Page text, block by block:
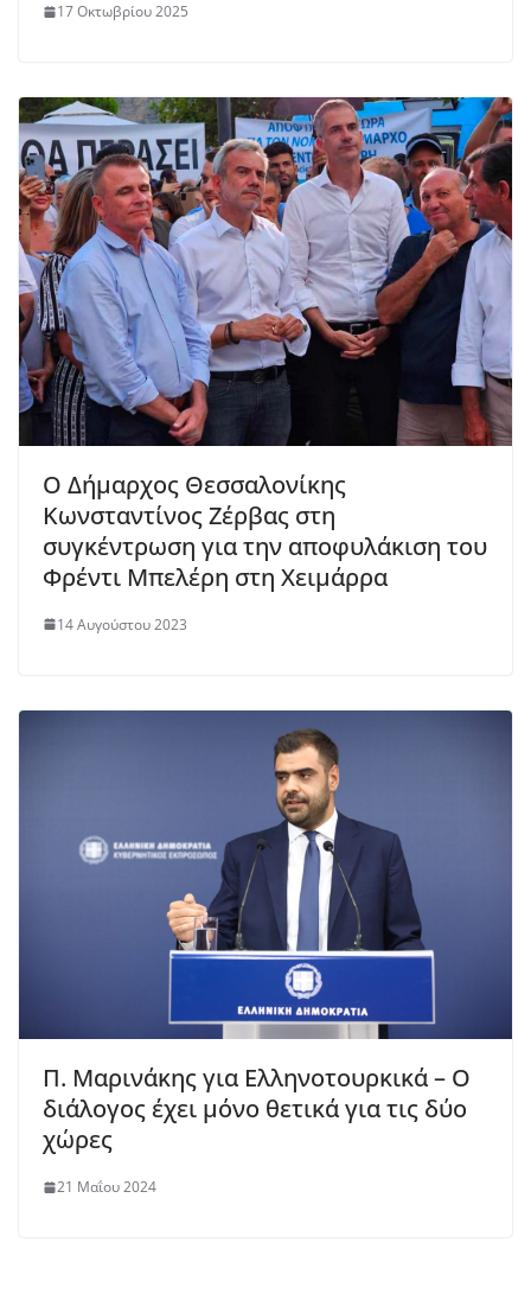
17 Οκτωβρίου 2025
Ο Δήμαρχος Θεσσαλονίκης
Κωνσταντίνος Ζέρβας στη
συγκέντρωση για την αποφυλάκιση του
Φρέντι Μπελέρη στη Χειμάρρα
14 Αυγούστου 2023
Π. Μαρινάκης για Ελληνοτουρκικά – Ο
διάλογος έχει μόνο θετικά για τις δύο
χώρες
21 Μαΐου 2024